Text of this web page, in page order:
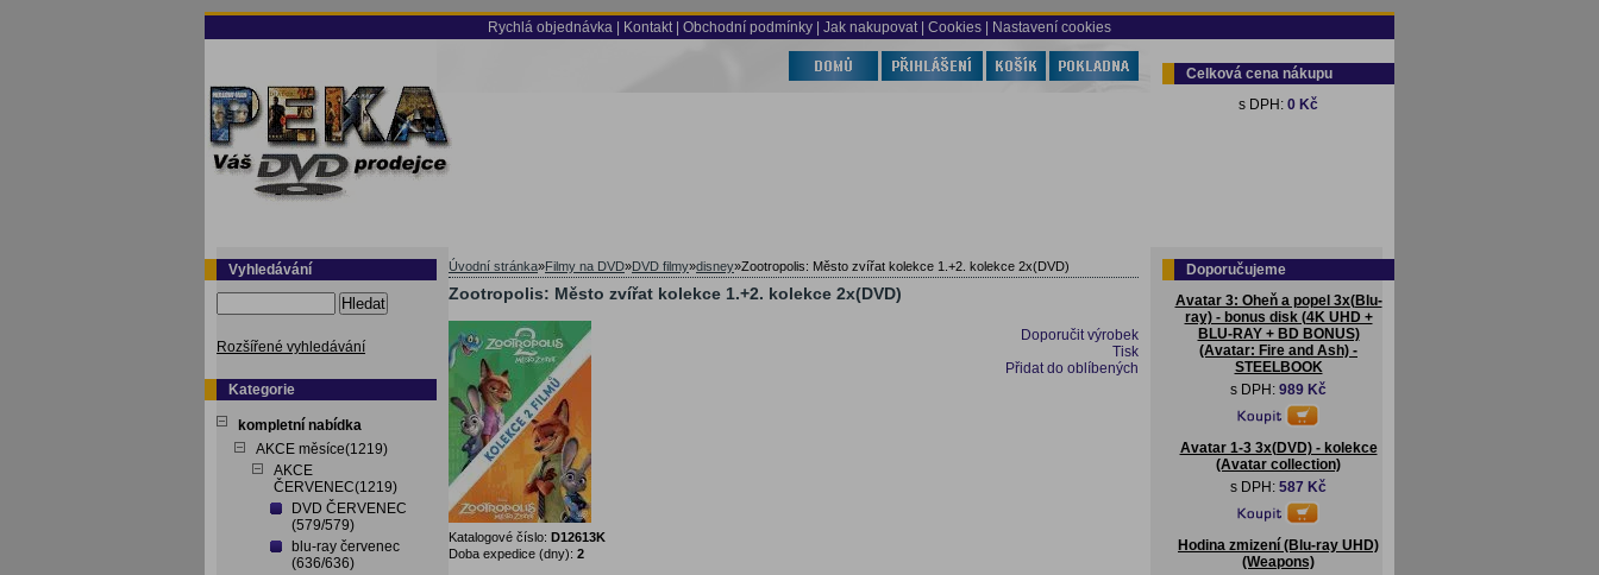
Rychlá objednávka Kontakt Obchodní podmínky Jak nakupovat | Cookies | Nastavení cookies
Celková cena nákupu
s DPH: 0 Kč
Vyhledávání
Hledat
Rozšířené vyhledávání
Kategorie
kompletní nabídka
AKCE měsíce(1219)
AKCE
ČERVENEC(1219)
DVD ČERVENEC
(579/579)
blu-ray červenec
(636/636)
Úvodní stránka»Filmy na DVD»DVD filmy»disney»Zootropolis: Město zvířat kolekce 1.+2. kolekce 2x(DVD)
Zootropolis: Město zvířat kolekce 1.+2. kolekce 2x(DVD)
Doporučit výrobek
Tisk
Přidat do oblíbených
Katalogové číslo: D12613K
Doba expedice (dny): 2
Doporučujeme
Avatar 3: Oheň a popel 3x(Blu-
ray) - bonus disk (4K UHD +
BLU-RAY + BD BONUS)
(Avatar: Fire and Ash) -
STEELBOOK
s DPH: 989 Kč
Avatar 1-3 3x(DVD) - kolekce
(Avatar collection)
s DPH: 587 Kč
Hodina zmizení (Blu-ray UHD)
(Weapons)